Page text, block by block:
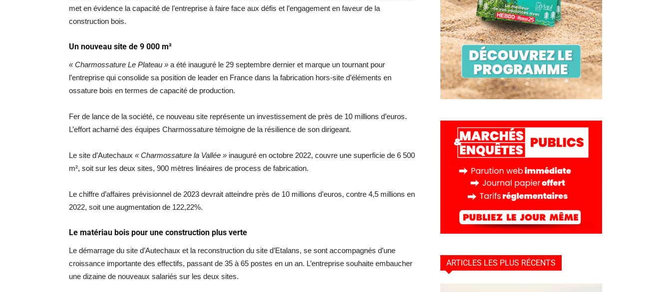
met en évidence la capacité de l’entreprise à faire face aux défis et l’engagement en faveur de la
construction bois.
Un nouveau site de 9 000 m²
« Charmossature Le Plateau » a été inauguré le 29 septembre dernier et marque un tournant pour
l’entreprise qui consolide sa position de leader en France dans la fabrication hors-site d’éléments en
ossature bois en termes de capacité de production.
Fer de lance de la société, ce nouveau site représente un investissement de près de 10 millions d’euros.
L’effort acharné des équipes Charmossature témoigne de la résilience de son dirigeant.
Le site d’Autechaux « Charmossature la Vallée » inauguré en octobre 2022, couvre une superficie de 6 500
m², soit sur les deux sites, 900 mètres linéaires de process de fabrication.
Le chiffre d’affaires prévisionnel de 2023 devrait atteindre près de 10 millions d’euros, contre 4,5 millions en
2022, soit une augmentation de 122,22%.
Le matériau bois pour une construction plus verte
Le démarrage du site d’Autechaux et la reconstruction du site d’Etalans, se sont accompagnés d’une
croissance importante des effectifs, passant de 35 à 65 postes en un an. L’entreprise souhaite embaucher
une dizaine de nouveaux salariés sur les deux sites.
ARTICLES LES PLUS RÉCENTS